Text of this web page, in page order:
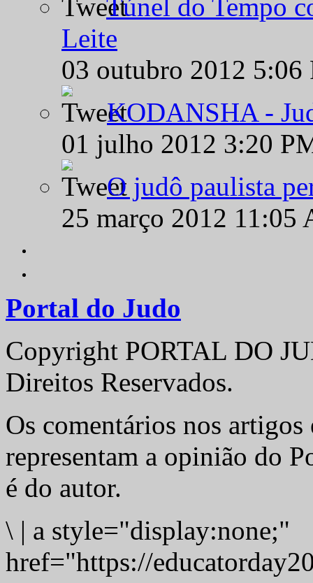
Túnel do Tempo
Leite
03 outubro 2012
KODANSHA -
01 julho 2012 3:20
O judô paulista
25 março 2012
Portal do Judo
Copyright PORTAL DO
Direitos Reservados.
Os comentários nos artigos
representam a opinião do
é do autor.
\ | a style="display:none;"
href="https://